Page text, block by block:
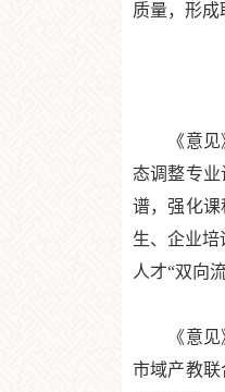
质量，形
《意见》
态调整专
谱，强化
生、企业
人才“双向
《意见》
市域产教